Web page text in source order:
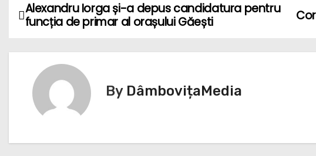
NAlexandru Iorga și-a depus candidatura pentru
funcția de primar al orașului Găești
By DâmbovițaMedia